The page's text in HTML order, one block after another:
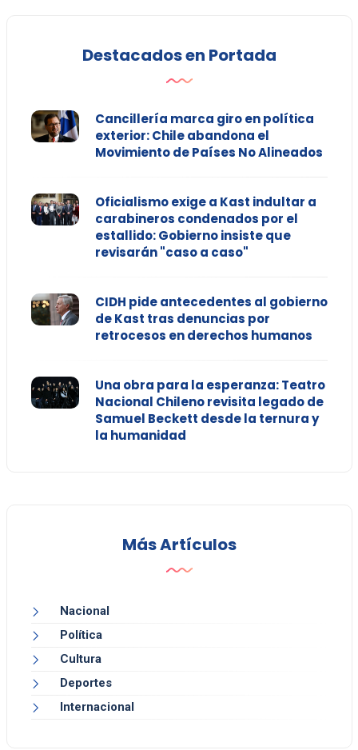
Destacados en Portada
Cancillería marca giro en política
exterior: Chile abandona el
Movimiento de Países No Alineados
Oficialismo exige a Kast indultar a
carabineros condenados por el
estallido: Gobierno insiste que
revisarán "caso a caso"
CIDH pide antecedentes al gobierno
de Kast tras denuncias por
retrocesos en derechos humanos
Una obra para la esperanza: Teatro
Nacional Chileno revisita legado de
Samuel Beckett desde la ternura y
la humanidad
Más Artículos
Nacional
Política
Cultura
Deportes
Internacional